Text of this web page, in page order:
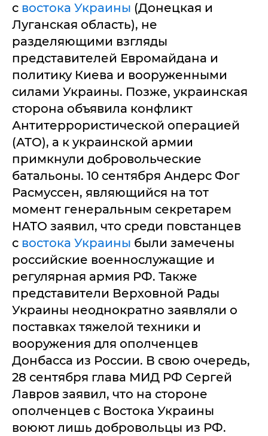
с востока Украины (Донецкая и
Луганская область), не
разделяющими взгляды
представителей Евромайдана и
политику Киева и вооруженными
силами Украины. Позже, украинская
сторона объявила конфликт
Антитеррористической операцией
(АТО), а к украинской армии
примкнули добровольческие
батальоны. 10 сентября Андерс Фог
Расмуссен, являющийся на тот
момент генеральным секретарем
НАТО заявил, что среди повстанцев
с востока Украины были замечены
российские военнослужащие и
регулярная армия РФ. Также
представители Верховной Рады
Украины неоднократно заявляли о
поставках тяжелой техники и
вооружения для ополченцев
Донбасса из России. В свою очередь,
28 сентября глава МИД РФ Сергей
Лавров заявил, что на стороне
ополченцев с Востока Украины
воюют лишь добровольцы из РФ.